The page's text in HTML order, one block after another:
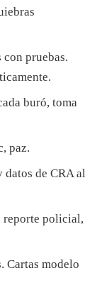
con pruebas.
buró, toma
paz.
de CRA al
reporte policial,
Cartas modelo